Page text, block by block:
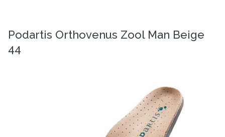
Podartis Orthovenus Zool Man Beige
44